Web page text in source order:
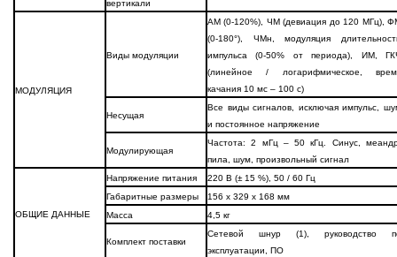
вертикали
МОДУЛЯЦИЯ
Виды модуляции
АМ (0-120%), ЧМ (девиация до 120 МГц),
(0-180°), ЧМн, модуляция
импульса (0-50% от периода), ИМ,
(линейное / логарифмическое,
качания 10 мс – 100 с)
Несущая
Все виды сигналов, исключая импульс,
и постоянное напряжение
Модулирующая
Частота: 2 мГц – 50 кГц. Синус,
пила, шум, произвольный сигнал
ОБЩИЕ ДАННЫЕ
Напряжение питания
220 В (± 15 %), 50 / 60 Гц
Габаритные размеры
156 х 329 х 168 мм
Масса
4,5 кг
Комплект поставки
Сетевой шнур (1), руководство
эксплуатации, ПО